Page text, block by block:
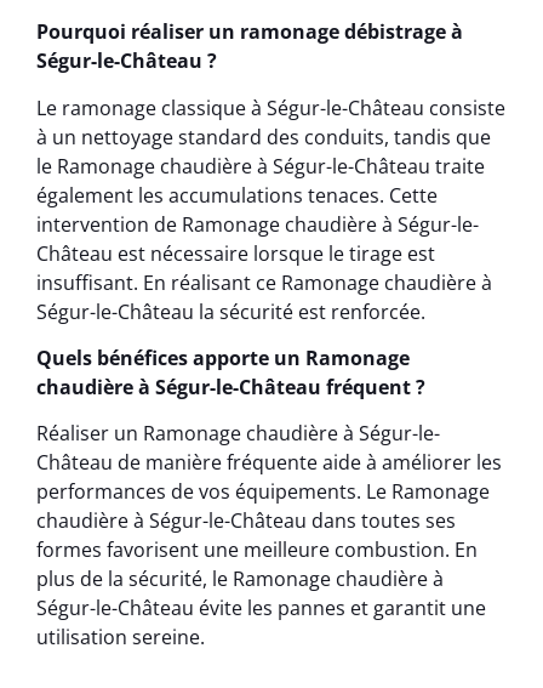
Pourquoi réaliser un ramonage débistrage à
Ségur-le-Château ?
Le ramonage classique à Ségur-le-Château consiste
à un nettoyage standard des conduits, tandis que
le Ramonage chaudière à Ségur-le-Château traite
également les accumulations tenaces. Cette
intervention de Ramonage chaudière à Ségur-le-
Château est nécessaire lorsque le tirage est
insuffisant. En réalisant ce Ramonage chaudière à
Ségur-le-Château la sécurité est renforcée.
Quels bénéfices apporte un Ramonage
chaudière à Ségur-le-Château fréquent ?
Réaliser un Ramonage chaudière à Ségur-le-
Château de manière fréquente aide à améliorer les
performances de vos équipements. Le Ramonage
chaudière à Ségur-le-Château dans toutes ses
formes favorisent une meilleure combustion. En
plus de la sécurité, le Ramonage chaudière à
Ségur-le-Château évite les pannes et garantit une
utilisation sereine.